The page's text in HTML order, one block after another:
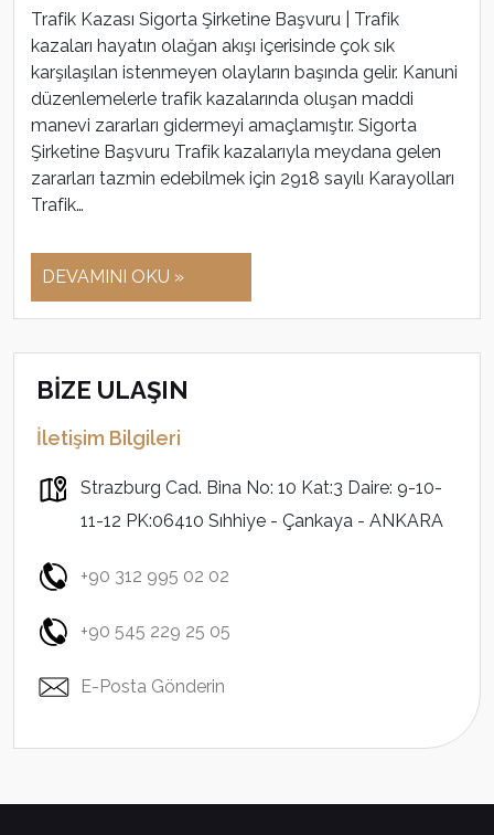
Trafik Kazası Sigorta Şirketine Başvuru | Trafik
kazaları hayatın olağan akışı içerisinde çok sık
karşılaşılan istenmeyen olayların başında gelir. Kanuni
düzenlemelerle trafik kazalarında oluşan maddi
manevi zararları gidermeyi amaçlamıştır. Sigorta
Şirketine Başvuru Trafik kazalarıyla meydana gelen
zararları tazmin edebilmek için 2918 sayılı Karayolları
Trafik…
DEVAMINI OKU »
BİZE ULAŞIN
İletişim Bilgileri
Strazburg Cad. Bina No: 10 Kat:3 Daire: 9-10-
11-12 PK:06410 Sıhhiye - Çankaya - ANKARA
+90 312 995 02 02
+90 545 229 25 05
E-Posta Gönderin